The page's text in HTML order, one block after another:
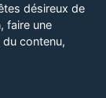
désireux de
faire une
contenu,